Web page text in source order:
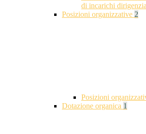
di incarichi
Posizioni organizzative 2
Posizioni
Dotazione organica 1